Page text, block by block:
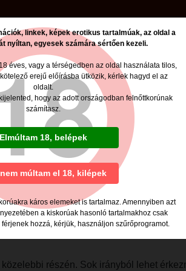
hirdetése Tel.: +36703159115
jegyében. Nem kellett sokat
a belső üzin, hogy szívesen találkoznék
részén. Sok irányból lehet
linkek, képek erotikus tartalmúak, az oldal a
nyíltan, egyesek számára sértően kezeli.
éves, vagy a térségedben az oldal használata tilos,
erejű előírásba ütközik, kérlek hagyd el az
oldalt.
hogy az adott országodban felnőttkorúnak
számítasz.
Elmúltam 18, belépek
múltam el 18, kilépek
káros elemeket is tartalmaz. Amennyiben azt
a kiskorúak hasonló tartalmakhoz csak
hozzá, kérjük, használjon szűrőprogramot.